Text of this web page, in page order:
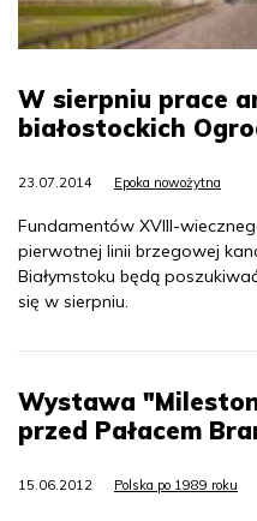
W sierpniu prace
białostockich
23.07.2014 Epoka nowożytna
Fundamentów XVIII-
pierwotnej linii brzegowej
Białymstoku będą
się w sierpniu.
Wystawa
przed Pałacem
15.06.2012 Polska po 1989 roku